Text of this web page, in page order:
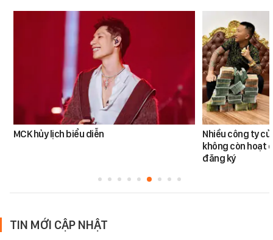
MCK hủy lịch biểu diễn
Nhiều công ty
không còn hoạt
đăng ký
TIN MỚI CẬP NHẬT